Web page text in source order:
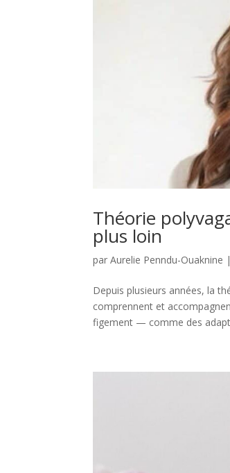
Théorie
plus loin
parAurelie Penndu-Ouaknine
Depuis plusieurs années, la
comprennent et
figement — comme des